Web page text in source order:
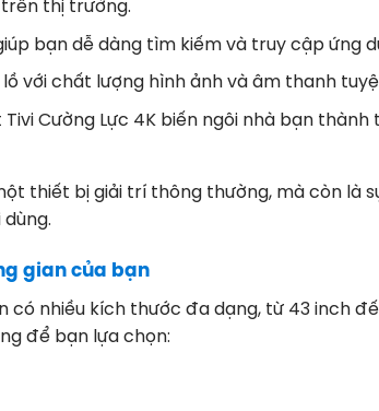
trên thị trường.
bạn dễ dàng tìm kiếm và truy cập ứng
với chất lượng hình ảnh và âm thanh
Cường Lực 4K biến ngôi nhà bạn
thiết bị giải trí thông thường, mà còn là
gian của bạn
có nhiều kích thước đa dạng, từ 43 inch
để bạn lựa chọn: